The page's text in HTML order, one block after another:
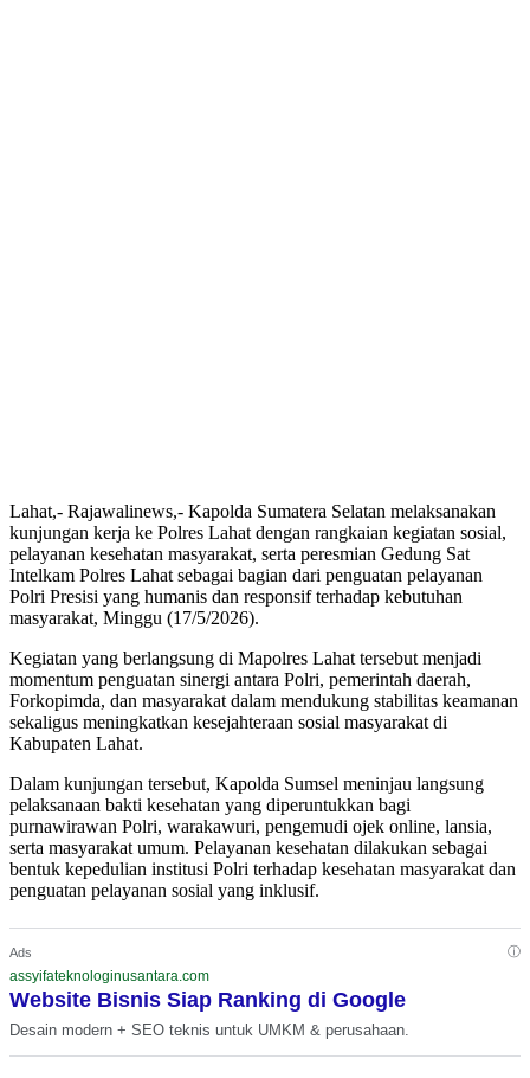
Lahat,- Rajawalinews,- Kapolda Sumatera Selatan melaksanakan
kunjungan kerja ke Polres Lahat dengan rangkaian kegiatan sosial,
pelayanan kesehatan masyarakat, serta peresmian Gedung Sat
Intelkam Polres Lahat sebagai bagian dari penguatan pelayanan
Polri Presisi yang humanis dan responsif terhadap kebutuhan
masyarakat, Minggu (17/5/2026).
Kegiatan yang berlangsung di Mapolres Lahat tersebut menjadi
momentum penguatan sinergi antara Polri, pemerintah daerah,
Forkopimda, dan masyarakat dalam mendukung stabilitas keamanan
sekaligus meningkatkan kesejahteraan sosial masyarakat di
Kabupaten Lahat.
Dalam kunjungan tersebut, Kapolda Sumsel meninjau langsung
pelaksanaan bakti kesehatan yang diperuntukkan bagi
purnawirawan Polri, warakawuri, pengemudi ojek online, lansia,
serta masyarakat umum. Pelayanan kesehatan dilakukan sebagai
bentuk kepedulian institusi Polri terhadap kesehatan masyarakat dan
penguatan pelayanan sosial yang inklusif.
Ads ⓘ
assyifateknologinusantara.com
Website Bisnis Siap Ranking di Google
Desain modern + SEO teknis untuk UMKM & perusahaan.